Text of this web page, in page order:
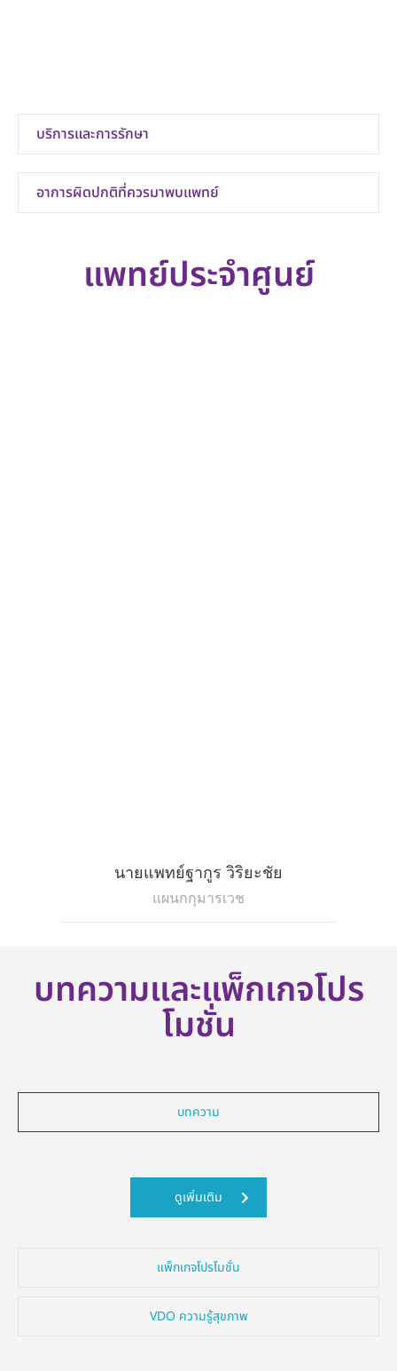
บริการและการรักษา
อาการผิดปกติที่ควรมาพบแพทย์
แพทย์ประจำศูนย์
นายแพทย์ฐากูร วิริยะชัย
แผนกกุมารเวช
บทความและแพ็กเกจโปร
โมชั่น
บทความ
ดูเพิ่มเติม
แพ็กเกจโปรโมชั่น
VDO ความรู้สุขภาพ